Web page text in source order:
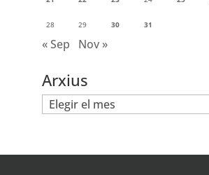
28 29 30 31
« Sep Nov »
Arxius
Arxius